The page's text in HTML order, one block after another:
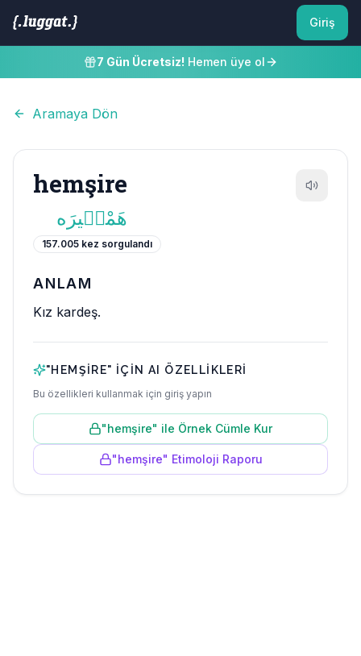
Giriş
7 Gün Ücretsiz! Hemen üye ol
Aramaya Dön
hemşire
هَمْش۪يرَه
157.005 kez sorgulandı
ANLAM
Kız kardeş.
"HEMŞIRE" IÇIN AI ÖZELLIKLERI
Bu özellikleri kullanmak için giriş yapın
"hemşire" ile Örnek Cümle Kur
"hemşire" Etimoloji Raporu